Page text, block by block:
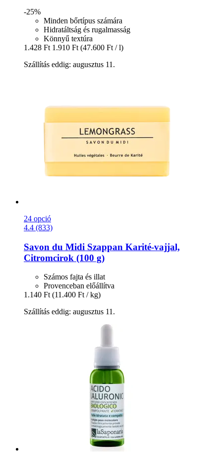
-25%
Minden bőrtípus számára
Hidratáltság és rugalmasság
Könnyű textúra
1.428 Ft 1.910 Ft (47.600 Ft / l)
Szállítás eddig: augusztus 11.
24 opció
4.4 (833)
Savon du Midi Szappan Karité-​vajjal,
Citromcirok (100 g)
Számos fajta és illat
Provenceban előállítva
1.140 Ft (11.400 Ft / kg)
Szállítás eddig: augusztus 11.